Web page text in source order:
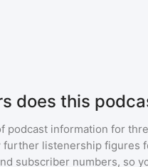
does this
podcast information for
further listenership figures
subscriber numbers, so